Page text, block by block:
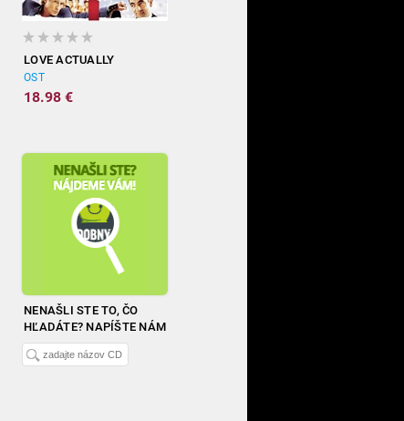
LOVE ACTUALLY
OST
18.98 €
NENAŠLI STE TO, ČO
HĽADÁTE? NAPÍŠTE NÁM